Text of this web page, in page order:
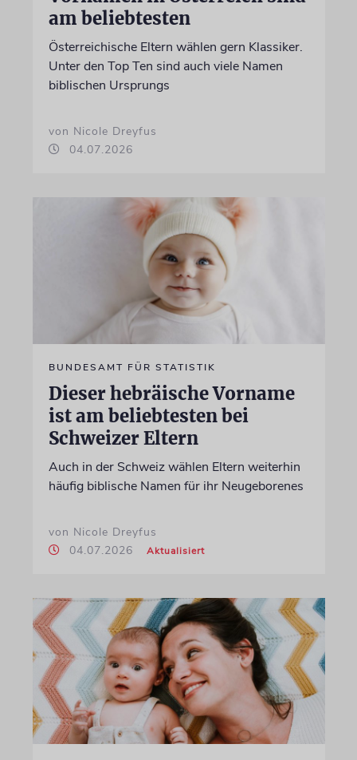
am beliebtesten
Österreichische Eltern wählen gern Klassiker.
Unter den Top Ten sind auch viele Namen
biblischen Ursprungs
von Nicole Dreyfus
04.07.2026
BUNDESAMT FÜR STATISTIK
Dieser hebräische Vorname
ist am beliebtesten bei
Schweizer Eltern
Auch in der Schweiz wählen Eltern weiterhin
häufig biblische Namen für ihr Neugeborenes
von Nicole Dreyfus
04.07.2026
Aktualisiert